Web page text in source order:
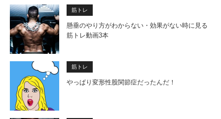
筋トレ
懸垂のやり方がわからない・効果がない時に見る
筋トレ動画3本
筋トレ
やっぱり変形性股関節症だったんだ！